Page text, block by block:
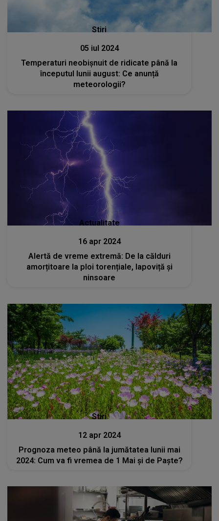
Stiri
05 iul 2024
Temperaturi neobișnuit de ridicate până la
începutul lunii august: Ce anunță
meteorologii?
Actualitate
16 apr 2024
Alertă de vreme extremă: De la călduri
amorțitoare la ploi torențiale, lapoviță și
ninsoare
Stiri
12 apr 2024
Prognoza meteo până la jumătatea lunii mai
2024: Cum va fi vremea de 1 Mai și de Paște?